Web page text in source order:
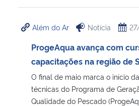
Além do Ar Notícia
ProgeAqua avança com
capacitações na região de
O final de maio marca o início
técnicas do Programa de
Qualidade do Pescado